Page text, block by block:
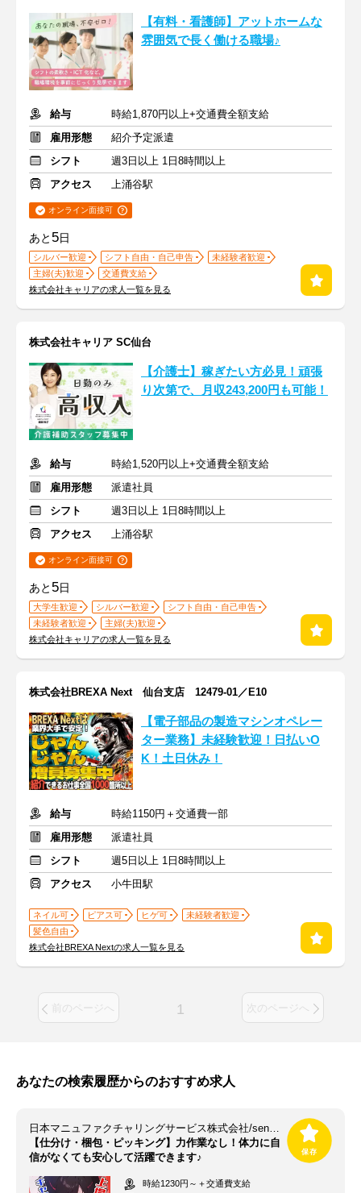
【有料・看護師】アットホームな
雰囲気で長く働ける職場♪
給与
時給1,870円以上+交通費全額支給
雇用形態
紹介予定派遣
シフト
週3日以上 1日8時間以上
アクセス
上涌谷駅
オンライン面接可
あと 5日
シルバー歓迎 シフト自由・自己申告
未経験者歓迎
主婦(夫)歓迎
交通費支給
株式会社キャリアの求人一覧を見る
株式会社キャリア SC仙台
【介護士】稼ぎたい方必見！頑張
り次第で、月収243,200円も可能！
給与
時給1,520円以上+交通費全額支給
雇用形態
派遣社員
シフト
週3日以上 1日8時間以上
アクセス
上涌谷駅
オンライン面接可
あと 5日
大学生歓迎 シルバー歓迎
シフト自由・自己申告
未経験者歓迎
主婦(夫)歓迎
株式会社キャリアの求人一覧を見る
株式会社BREXA Next 仙台支店 12479-01／E10
【電子部品の製造マシンオペレー
ター業務】未経験歓迎！日払いO
K！土日休み！
給与
時給1150円＋交通費一部
雇用形態
派遣社員
シフト
週5日以上 1日8時間以上
アクセス
小牛田駅
ネイル可 ピアス可 ヒゲ可
未経験者歓迎
髪色自由
株式会社BREXA Nextの求人一覧を見る
前のページへ 1 次のページへ
あなたの検索履歴からのおすすめ求人
日本マニュファクチャリングサービス株式会社/sen250826
【仕分け・梱包・ピッキング】力作業なし！体力に自
信がなくても安心して活躍できます♪
時給1230円～＋交通費支給